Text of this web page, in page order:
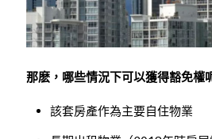
那麽，哪些情況下可以獲得豁免權
該套房產作為主要自住物業